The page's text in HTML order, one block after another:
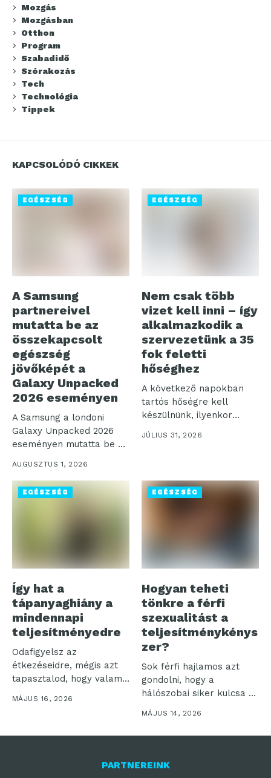
Mozgás
Mozgásban
Otthon
Program
Szabadidő
Szórakozás
Tech
Technológia
Tippek
KAPCSOLÓDÓ CIKKEK
EGÉSZSÉG
A Samsung
partnereivel
mutatta be az
összekapcsolt
egészség
jövőképét a
Galaxy Unpacked
2026 eseményen
A Samsung a londoni
Galaxy Unpacked 2026
eseményen mutatta be a
AUGUSZTUS 1, 2026
EGÉSZSÉG
Nem csak több
vizet kell inni – így
alkalmazkodik a
szervezetünk a 35
fok feletti
hőséghez
A következő napokban
tartós hőségre kell
készülnünk, ilyenkor
pedig nemcsak a
komfortérzetünk...
JÚLIUS 31, 2026
EGÉSZSÉG
Így hat a
tápanyaghiány a
mindennapi
teljesítményedre
Odafigyelsz az
étkezéseidre, mégis azt
tapasztalod, hogy valami
reggelek...
MÁJUS 16, 2026
EGÉSZSÉG
Hogyan teheti
tönkre a férfi
szexualitást a
teljesítménykénys
zer?
Sok férfi hajlamos azt
gondolni, hogy a
hálószobai siker kulcsa a
MÁJUS 14, 2026
PARTNEREINK